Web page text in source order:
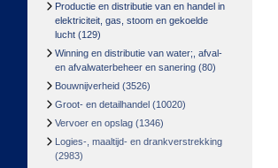
Productie en distributie van en handel in
elektriciteit, gas, stoom en gekoelde
lucht (129)
Winning en distributie van water;, afval-
en afvalwaterbeheer en sanering (80)
Bouwnijverheid (3526)
Groot- en detailhandel (10020)
Vervoer en opslag (1346)
Logies-, maaltijd- en drankverstrekking
(2983)